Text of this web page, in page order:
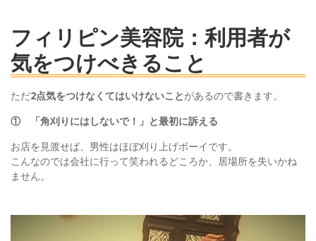
フィリピン美容院：利用者が
気をつけべきること
ただ2点気をつけなくてはいけないことがあるので書きます。
① 「角刈りにはしないで！」と最初に訴える
お店を見渡せば、男性はほぼ刈り上げボーイです。
こんなのでは会社に行って笑われるどころか、居場所を失いかね
ません。